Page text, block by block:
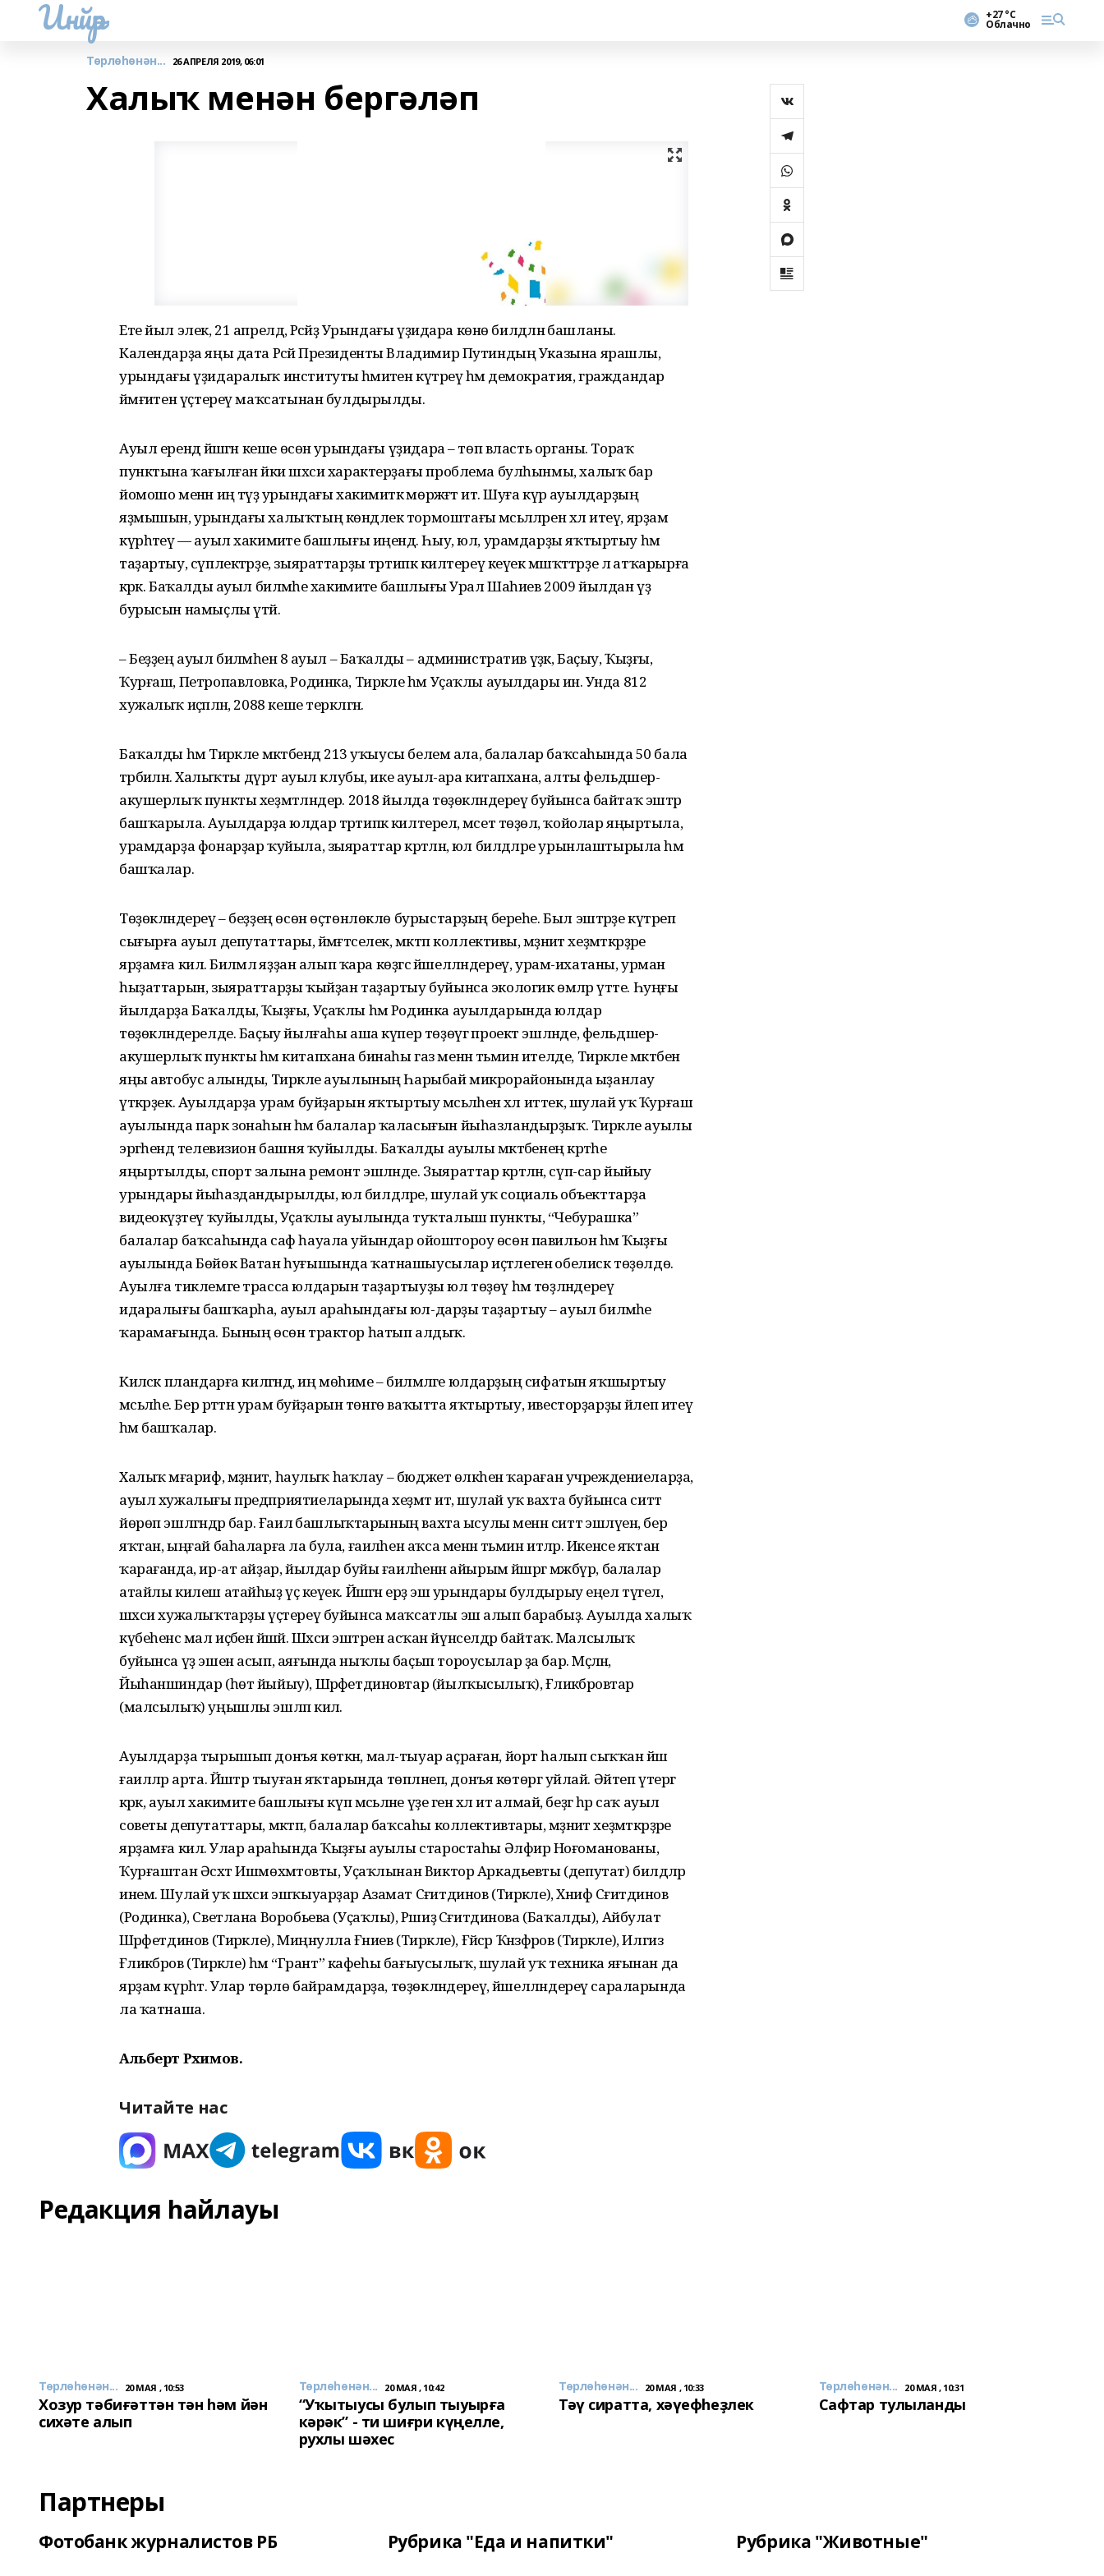
Инйәр +27 °С
Облачно
Төрлөһөнән... 26 АПРЕЛЯ 2019, 06:01
Халыҡ менән бергәләп
Ете йыл элек, 21 апрелдә, Рәсәйҙә Урындағы үҙидара көнө билдәләнә башланы.
Календарҙа яңы дата Рәсәй Президенты Владимир Путиндың Указына ярашлы,
урындағы үҙидаралыҡ институты әһәмиәтен күтәреү һәм демократия, граждандар
йәмғиәтен үҫтереү маҡсатынан булдырылды.
Ауыл ерендә йәшәгән кеше өсөн урындағы үҙидара – төп власть органы. Тораҡ
пунктына ҡағылған йәки шәхси характерҙағы проблема булһынмы, халыҡ бар
йомошо менән иң тәүҙә урындағы хакимиәткә мөрәжәғәт итә. Шуға күрә ауылдарҙың
яҙмышын, урындағы халыҡтың көндәлек тормоштағы мәсьәләләрен хәл итеү, ярҙам
күрһәтеү — ауыл хакимиәте башлығы иңендә. Һыу, юл, урамдарҙы яҡтыртыу һәм
таҙартыу, сүплектәрҙе, зыяраттарҙы тәртипкә килтереү кеүек мәшәҡәттәрҙе лә атҡарырға
кәрәк. Баҡалды ауыл биләмәһе хакимиәте башлығы Урал Шаһиев 2009 йылдан үҙ
бурысын намыҫлы үтәй.
– Беҙҙең ауыл биләмәһенә 8 ауыл – Баҡалды – административ үҙәк, Баҫыу, Ҡыҙғы,
Ҡурғаш, Петропавловка, Родинка, Тирәкле һәм Уҫаҡлы ауылдары инә. Унда 812
хужалыҡ иҫәпләнә, 2088 кеше теркәлгән.
Баҡалды һәм Тирәкле мәктәбендә 213 уҡыусы белем ала, балалар баҡсаһында 50 бала
тәрбиәләнә. Халыҡты дүрт ауыл клубы, ике ауыл-ара китапхана, алты фельдшер-
акушерлыҡ пункты хеҙмәтләндерә. 2018 йылда төҙөкләндереү буйынса байтаҡ эштәр
башҡарыла. Ауылдарҙа юлдар тәртипкә килтерелә, мәсет төҙөлә, ҡойолар яңыртыла,
урамдарҙа фонарҙар ҡуйыла, зыяраттар кәртәләнә, юл билдәләре урынлаштырыла һәм
башҡалар.
Төҙөкләндереү – беҙҙең өсөн өҫтөнлөклө бурыстарҙың береһе. Был эштәрҙе күтәреп
сығырға ауыл депутаттары, йәмәғәтселек, мәктәп коллективы, мәҙәниәт хеҙмәткәрҙәре
ярҙамға килә. Биләмәлә яҙҙан алып ҡара көҙгәсә йәшелләндереү, урам-ихатаны, урман
һыҙаттарын, зыяраттарҙы ҡыйҙан таҙартыу буйынса экологик өмәләр үтте. Һуңғы
йылдарҙа Баҡалды, Ҡыҙғы, Уҫаҡлы һәм Родинка ауылдарында юлдар
төҙөкләндерелде. Баҫыу йылғаһы аша күпер төҙөүгә проект эшләнде, фельдшер-
акушерлыҡ пункты һәм китапхана бинаһы газ менән тәьмин ителде, Тирәкле мәктәбенә
яңы автобус алынды, Тирәкле ауылының Һарыбай микрорайонында ыҙанлау
үткәрҙек. Ауылдарҙа урам буйҙарын яҡтыртыу мәсьәләһен хәл иттек, шулай уҡ Ҡурғаш
ауылында парк зонаһын һәм балалар ҡаласығын йыһазландырҙыҡ. Тирәкле ауылы
эргәһендә телевизион башня ҡуйылды. Баҡалды ауылы мәктәбенең кәртәһе
яңыртылды, спорт залына ремонт эшләнде. Зыяраттар кәртәләнә, сүп-сар йыйыу
урындары йыһаздандырылды, юл билдәләре, шулай уҡ социаль объекттарҙа
видеокүҙәтеү ҡуйылды, Уҫаҡлы ауылында туҡталыш пункты, “Чебурашка”
балалар баҡсаһында саф һауала уйындар ойоштороу өсөн павильон һәм Ҡыҙғы
ауылында Бөйөк Ватан һуғышында ҡатнашыусылар иҫтәлегенә обелиск төҙөлдө.
Ауылға тиклемге трасса юлдарын таҙартыуҙы юл төҙөү һәм төҙләндереү
идаралығы башҡарһа, ауыл араһындағы юл-дарҙы таҙартыу – ауыл биләмәһе
ҡарамағында. Бының өсөн трактор һатып алдыҡ.
Киләсәк пландарға килгәндә, иң мөһиме – биләмәләге юлдарҙың сифатын яҡшыртыу
мәсьәләһе. Бер рәттән урам буйҙарын төнгө ваҡытта яҡтыртыу, ивесторҙарҙы йәлеп итеү
һәм башҡалар.
Халыҡ мәғариф, мәҙәниәт, һаулыҡ һаҡлау – бюджет өлкәһенә ҡараған учреждениеларҙа,
ауыл хужалығы предприятиеларында хеҙмәт итә, шулай уҡ вахта буйынса ситтә
йөрөп эшләгәндәр бар. Ғаилә башлыҡтарының вахта ысулы менән ситтә эшләүен, бер
яҡтан, ыңғай баһаларға ла була, ғаиләһен аҡса менән тәьмин итәләр. Икенсе яҡтан
ҡарағанда, ир-ат айҙар, йылдар буйы ғаиләһенән айырым йәшәргә мәжбүр, балалар
атайлы килеш атайһыҙ үҫә кеүек. Йәшәгән ерҙә эш урындары булдырыу еңел түгел,
шәхси хужалыҡтарҙы үҫтереү буйынса маҡсатлы эш алып барабыҙ. Ауылда халыҡ
күбеһенсә мал иҫәбенә йәшәй. Шәхси эштәрен асҡан йүнселдәр байтаҡ. Малсылыҡ
буйынса үҙ эшен асып, аяғында ныҡлы баҫып тороусылар ҙа бар. Мәҫәлән,
Йыһаншиндар (һөт йыйыу), Шәрәфетдиновтар (йылҡысылыҡ), Ғәлиәкбәровтар
(малсылыҡ) уңышлы эшләп килә.
Ауылдарҙа тырышып донъя көткән, мал-тыуар аҫраған, йорт һалып сыҡҡан йәш
ғаиләләр арта. Йәштәр тыуған яҡтарында төпләнеп, донъя көтөргә уйлай. Әйтеп үтергә
кәрәк, ауыл хакимиәте башлығы күп мәсьәләне үҙе генә хәл итә алмай, беҙгә һәр саҡ ауыл
советы депутаттары, мәктәп, балалар баҡсаһы коллективтары, мәҙәниәт хеҙмәткәрҙәре
ярҙамға килә. Улар араһында Ҡыҙғы ауылы старостаһы Әлфирә Ноғоманованы,
Ҡурғаштан Әсхәт Ишмөхәмәтовты, Уҫаҡлынан Виктор Аркадьевты (депутат) билдәләр
инем. Шулай уҡ шәхси эшҡыуарҙар Азамат Сәғитдинов (Тирәкле), Хәниф Сәғитдинов
(Родинка), Светлана Воробьева (Уҫаҡлы), Рәшиҙә Сәғитдинова (Баҡалды), Айбулат
Шәрәфетдинов (Тирәкле), Миңнулла Ғәниев (Тирәкле), Ғәйсәр Ҡәнзәфәров (Тирәкле), Илгиз
Ғәлиәкбәров (Тирәкле) һәм “Грант” кафеһы бағыусылыҡ, шулай уҡ техника яғынан да
ярҙам күрһәтә. Улар төрлө байрамдарҙа, төҙөкләндереү, йәшелләндереү сараларында
ла ҡатнаша.
Альберт Рәхимов.
Читайте нас
Редакция һайлауы
Төрлөһөнән... 20 МАЯ , 10:53
Хозур тәбиғәттән тән һәм йән
сихәте алып
Төрлөһөнән... 20 МАЯ , 10:42
“Уҡытыусы булып тыуырға
кәрәк” - ти шиғри күңелле,
рухлы шәхес
Төрлөһөнән... 20 МАЯ , 10:33
Тәү сиратта, хәүефһеҙлек
Төрлөһөнән... 20 МАЯ , 10:31
Сафтар тулыланды
Партнеры
Фотобанк журналистов РБ Рубрика "Еда и напитки" Рубрика "Животные"